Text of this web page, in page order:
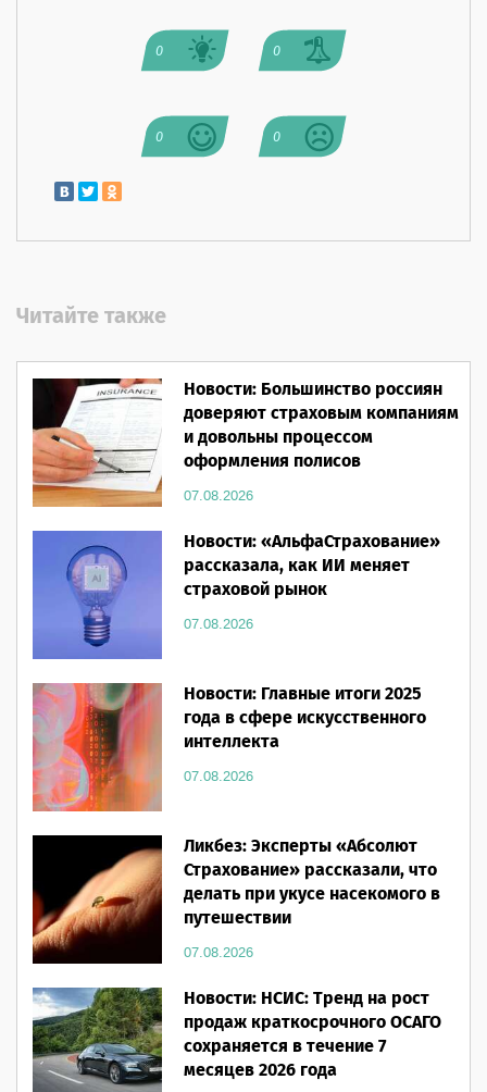
0 0
0 0
Читайте также
Новости: Большинство россиян
доверяют страховым компаниям
и довольны процессом
оформления полисов
07.08.2026
Новости: «АльфаСтрахование»
рассказала, как ИИ меняет
страховой рынок
07.08.2026
Новости: Главные итоги 2025
года в сфере искусственного
интеллекта
07.08.2026
Ликбез: Эксперты «Абсолют
Страхование» рассказали, что
делать при укусе насекомого в
путешествии
07.08.2026
Новости: НСИС: Тренд на рост
продаж краткосрочного ОСАГО
сохраняется в течение 7
месяцев 2026 года